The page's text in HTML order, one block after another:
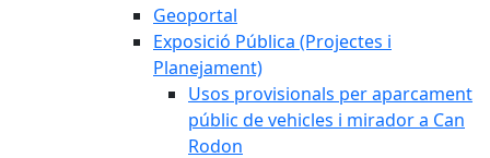
Geoportal
Exposició Pública (Projectes i
Planejament)
Usos provisionals per aparcament
públic de vehicles i mirador a Can
Rodon